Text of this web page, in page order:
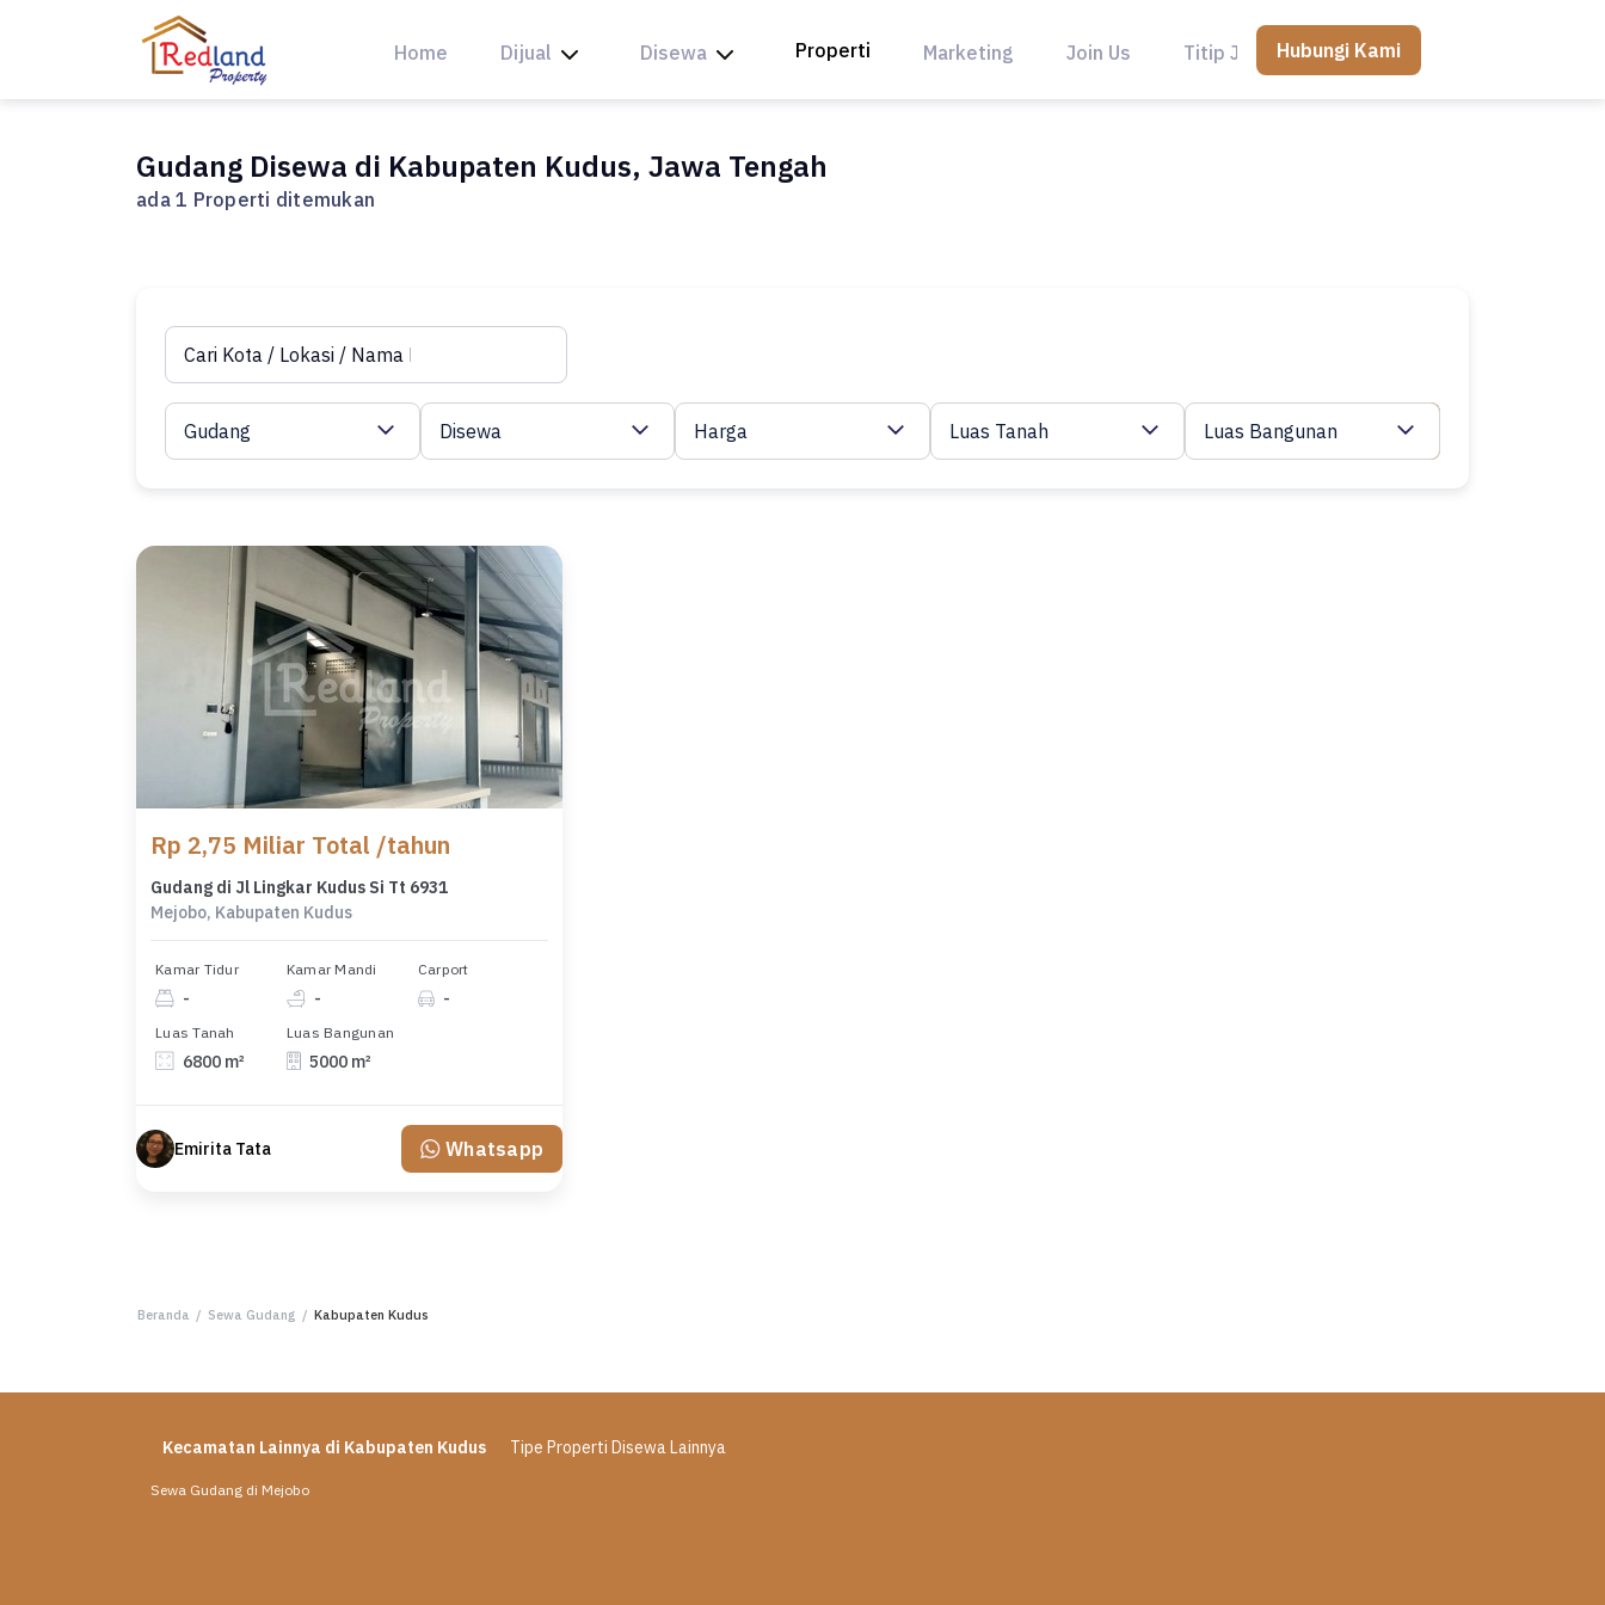
Home Dijual Disewa Properti Marketing Join Us Titip Jual Hubungi Kami
Gudang Disewa di Kabupaten Kudus, Jawa Tengah
ada 1 Properti ditemukan
Gudang Disewa Harga Luas Tanah Luas Bangunan
Rp 2,75 Miliar Total /tahun
Gudang di Jl Lingkar Kudus Si Tt 6931
Mejobo, Kabupaten Kudus
Kamar Tidur
-
Kamar Mandi
-
Carport
-
Luas Tanah
6800 m²
Luas Bangunan
5000 m²
Emirita Tata Whatsapp
Beranda / Sewa Gudang / Kabupaten Kudus
Kecamatan Lainnya di Kabupaten Kudus Tipe Properti Disewa Lainnya
Sewa Gudang di Mejobo